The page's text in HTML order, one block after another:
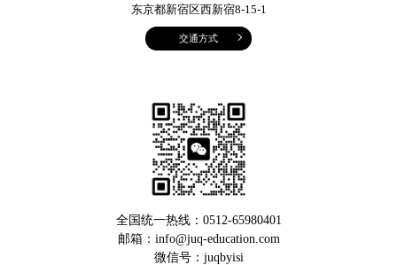
东京都新宿区西新宿8-15-1
交通方式
全国统一热线：0512-65980401
邮箱：info@juq-education.com
微信号：juqbyisi